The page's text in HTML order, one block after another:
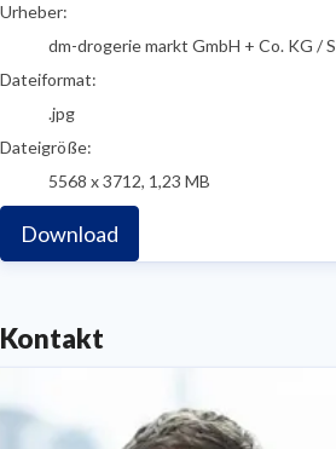
Urheber:
dm-drogerie markt GmbH + Co. KG /
Dateiformat:
.jpg
Dateigröße:
5568 x 3712, 1,23 MB
Download
Kontakt